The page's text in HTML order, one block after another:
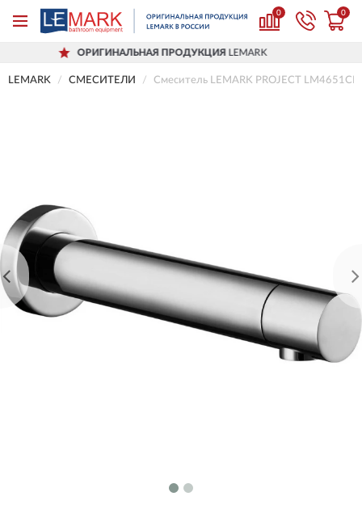
0 0
ОРИГИНАЛЬНАЯ ПРОДУКЦИЯLEMARK
LEMARK СМЕСИТЕЛИ Смеситель LEMARK PROJECT